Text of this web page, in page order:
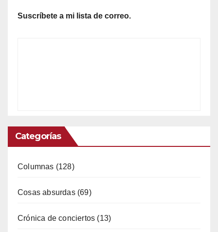
Suscríbete a mi lista de correo.
Categorías
Columnas (128)
Cosas absurdas(69)
Crónica de conciertos (13)